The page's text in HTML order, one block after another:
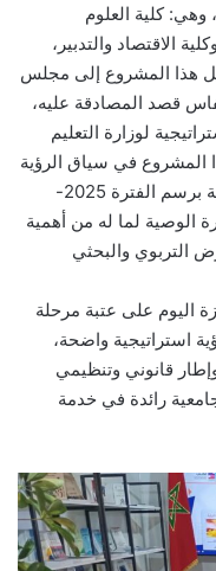
كلية العلوم
الاقتصاد والتدبير،
هذا المشروع إلى مجلس
قصد المصادقة عليه،
لوزارة التعليم
المشروع في سياق الرؤية
الجديدة لإعادة هيكلة المؤسسات الجامعية برسم الفترة 2025-
الوصية لما له من أهمية
التربوي والبحثي
اليوم على عتبة مرحلة
استراتيجية واضحة،
قانوني وتنظيمي
رائدة في خدمة